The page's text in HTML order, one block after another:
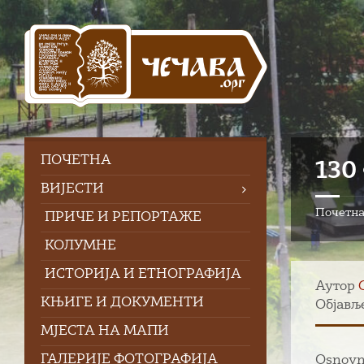
Skip
content
Skip
left
sidebar
Skip
footer
Почетна
Аутор
ПOЧЕТНА
ВИЈЕСТИ
ПРИЧЕ И РЕПОРТАЖЕ
КОЛУМНЕ
ИСТОРИЈА И ЕТНОГРАФИЈА
КЊИГЕ И ДОКУМЕНТИ
МЈЕСТА НА МАПИ
ГАЛЕРИЈЕ ФОТОГРАФИЈА